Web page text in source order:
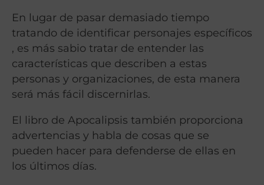
En lugar de pasar demasiado tiempo
tratando de identificar personajes específicos
, es más sabio tratar de entender las
características que describen a estas
personas y organizaciones, de esta manera
será más fácil discernirlas.
El libro de Apocalipsis también proporciona
advertencias y habla de cosas que se
pueden hacer para defenderse de ellas en
los últimos días.